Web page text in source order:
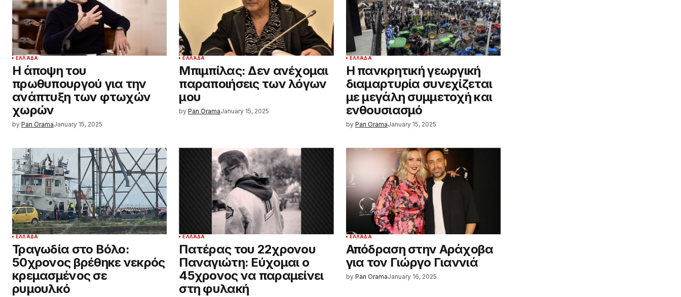
ΕΛΛΆΔΑ
Η άποψη του
πρωθυπουργού για την
ανάπτυξη των φτωχών
χωρών
by Pan OramaJanuary 15, 2025
ΕΛΛΆΔΑ
Μπιμπίλας: Δεν ανέχομαι
παραποιήσεις των λόγων
μου
by Pan OramaJanuary 15, 2025
ΕΛΛΆΔΑ
Η πανκρητική γεωργική
διαμαρτυρία συνεχίζεται
με μεγάλη συμμετοχή και
ενθουσιασμό
by Pan OramaJanuary 15, 2025
ΕΛΛΆΔΑ
Τραγωδία στο Βόλο:
50χρονος βρέθηκε νεκρός
κρεμασμένος σε
ρυμουλκό
ΕΛΛΆΔΑ
Πατέρας του 22χρονου
Παναγιώτη: Εύχομαι ο
45χρονος να παραμείνει
στη φυλακή
ΕΛΛΆΔΑ
Απόδραση στην Αράχοβα
για τον Γιώργο Γιαννιά
by Pan OramaJanuary 16, 2025